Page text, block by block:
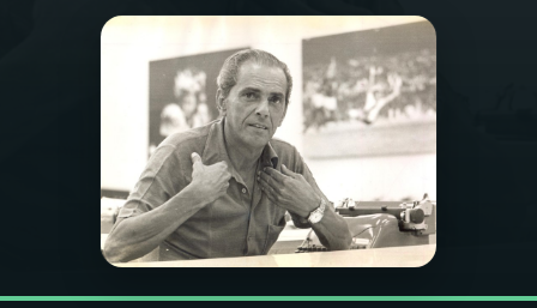
PROGRAMAS
PODCASTS
VIDEOCASTS